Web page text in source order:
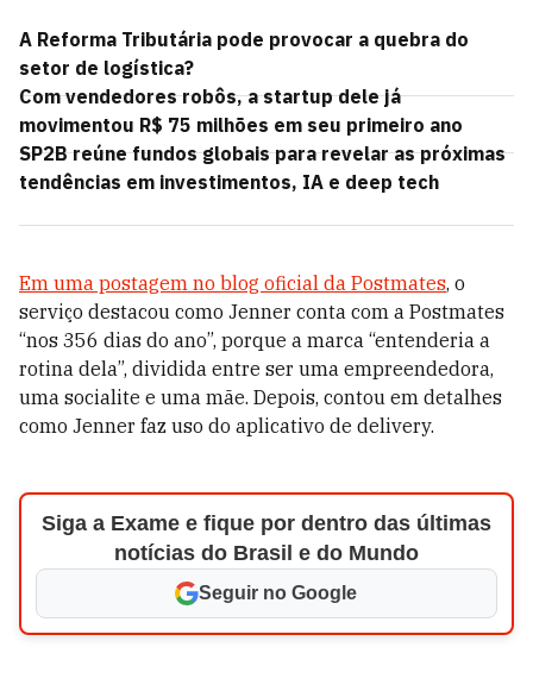
A Reforma Tributária pode provocar a quebra do
setor de logística?
Com vendedores robôs, a startup dele já
movimentou R$ 75 milhões em seu primeiro ano
SP2B reúne fundos globais para revelar as próximas
tendências em investimentos, IA e deep tech
Em uma postagem no blog oficial da Postmates, o
serviço destacou como Jenner conta com a Postmates
“nos 356 dias do ano”, porque a marca “entenderia a
rotina dela”, dividida entre ser uma empreendedora,
uma socialite e uma mãe. Depois, contou em detalhes
como Jenner faz uso do aplicativo de delivery.
Siga a Exame e fique por dentro das últimas
notícias do Brasil e do Mundo
Seguir no Google